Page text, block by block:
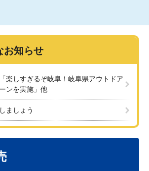
お知らせ
楽しすぎるぞ岐阜！岐阜県アウトドア
ンを実施」他
ましょう